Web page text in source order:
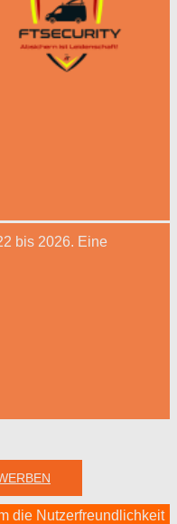
bis 2026. Eine
die Nutzerfreundlichkeit